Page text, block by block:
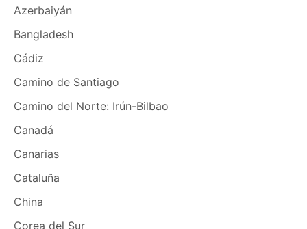
Azerbaiyán
Bangladesh
Cádiz
Camino de Santiago
Camino del Norte: Irún-Bilbao
Canadá
Canarias
Cataluña
China
Corea del Sur